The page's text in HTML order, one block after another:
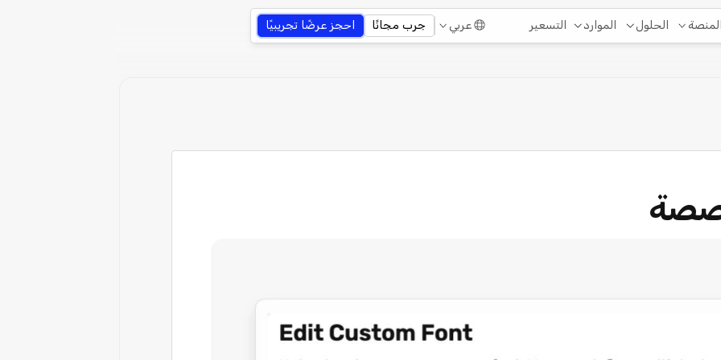
الحلول الموارد التسعير عربي جرب مجانًا احجز عرضًا تجريبيًا